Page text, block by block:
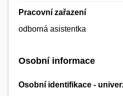
Pracovní zařazení
odborná asistentka
Osobní informace
Osobní identifikace -